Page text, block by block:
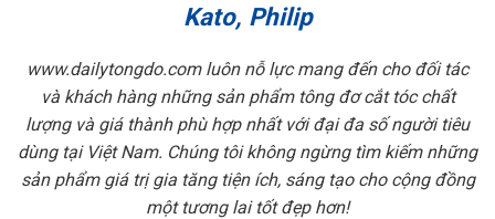
Kato, Philip
www.dailytongdo.com luôn nỗ lực mang đến cho đối tác
và khách hàng những sản phẩm tông đơ cắt tóc chất
lượng và giá thành phù hợp nhất với đại đa số người tiêu
dùng tại Việt Nam. Chúng tôi không ngừng tìm kiếm những
sản phẩm giá trị gia tăng tiện ích, sáng tạo cho cộng đồng
một tương lai tốt đẹp hơn!